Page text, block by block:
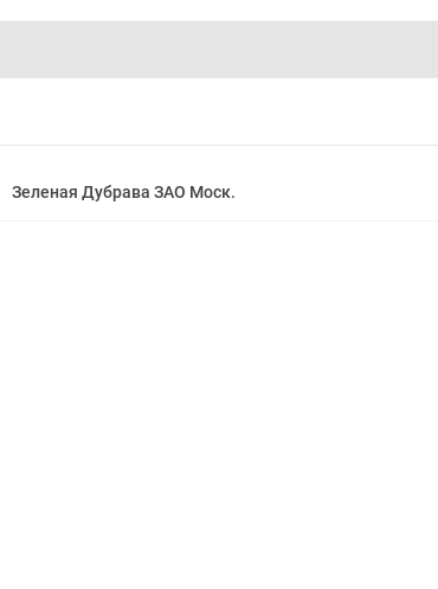
Зеленая Дубрава ЗАО Моск.